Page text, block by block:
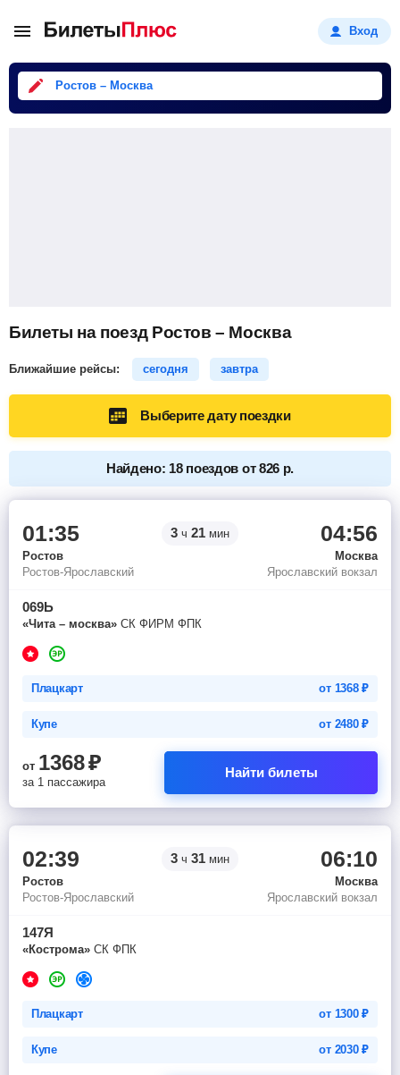
Вход
Ростов – Москва
Билеты на поезд Ростов – Москва
Ближайшие рейсы: сегодня завтра
Выберите дату поездки
Найдено: 18 поездов от 826 р.
01:35 3 ч 21 мин 04:56
Ростов
Москва
Ростов-Ярославский
Ярославский вокзал
069Ь
«Чита – москва» СК ФИРМ ФПК
Плацкарт от 1368₽
Купе от 2480₽
от 1368₽
за 1 пассажира
Найти билеты
02:39 3 ч 31 мин 06:10
Ростов
Москва
Ростов-Ярославский
Ярославский вокзал
147Я
«Кострома» СК ФПК
Плацкарт от 1300₽
Купе от 2030₽